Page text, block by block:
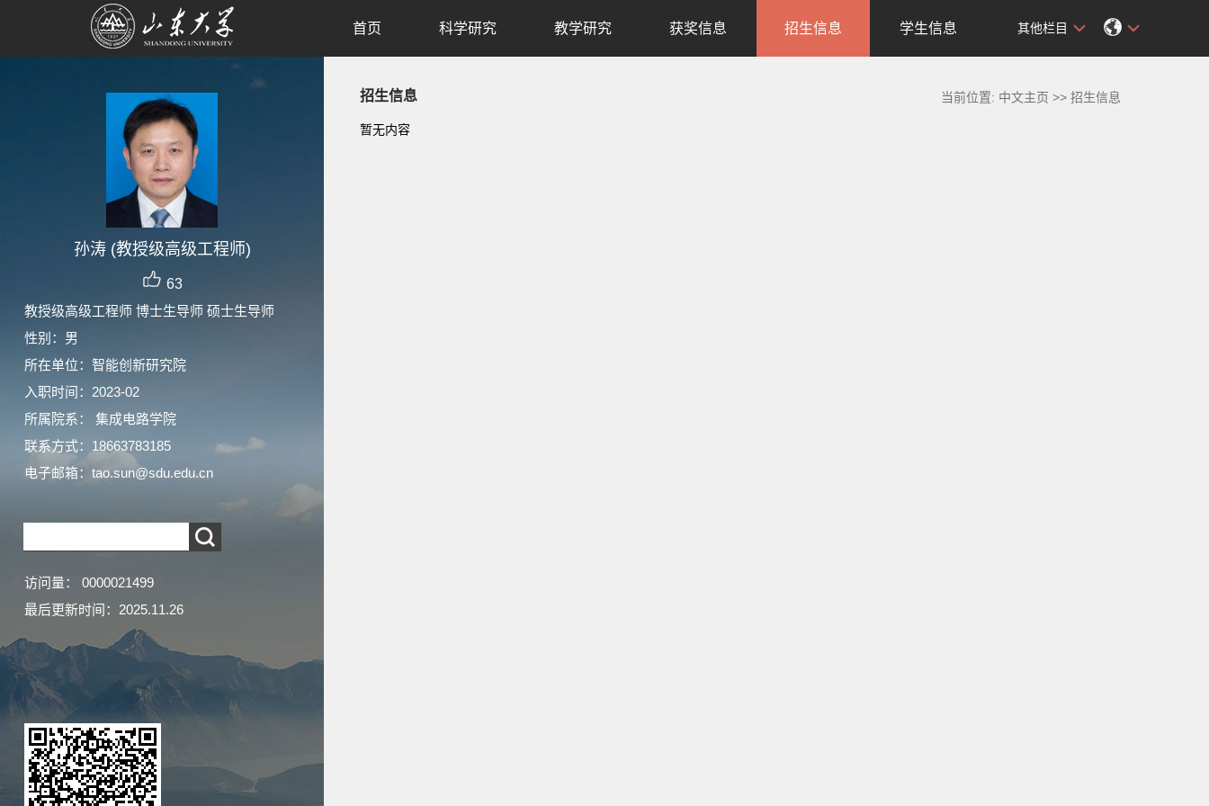
孙涛 (教授级高级工程师)
63
教授级高级工程师 博士生导师 硕士生导师
性别：男
所在单位：智能创新研究院
入职时间：2023-02
所属院系： 集成电路学院
联系方式： 18663783185
电子邮箱： tao.sun@sdu.edu.cn
访问量： 0000021499
最后更新时间： 2025.11.26
首页 科学研究 教学研究 获奖信息 招生信息 学生信息 其他栏目
招生信息 当前位置: 中文主页 >>招生信息
暂无内容